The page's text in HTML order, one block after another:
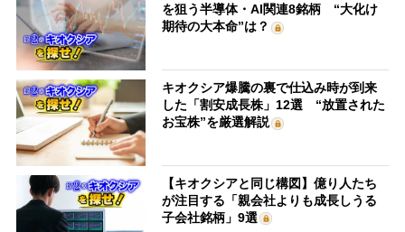
を狙う半導体・AI関連8銘柄 “大化け
期待の大本命”は？
キオクシア爆騰の裏で仕込み時が到来
した「割安成長株」12選 “放置された
お宝株”を厳選解説
【キオクシアと同じ構図】億り人たち
が注目する「親会社よりも成長しうる
子会社銘柄」9選